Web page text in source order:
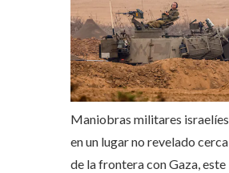
Maniobras militares israelíes
en un lugar no revelado cerca
de la frontera con Gaza, este